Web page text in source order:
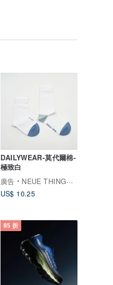
DAILYWEAR-莫代爾棉-
極致白
廣告
NEUE THINGS | 澄 清 向 物 |
US$ 10.25
85 折